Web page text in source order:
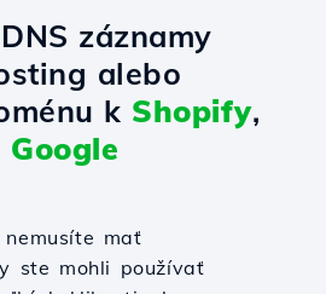
záznamy
alebo
k Shopify,
Google
nemusíte mať
ste mohli používať